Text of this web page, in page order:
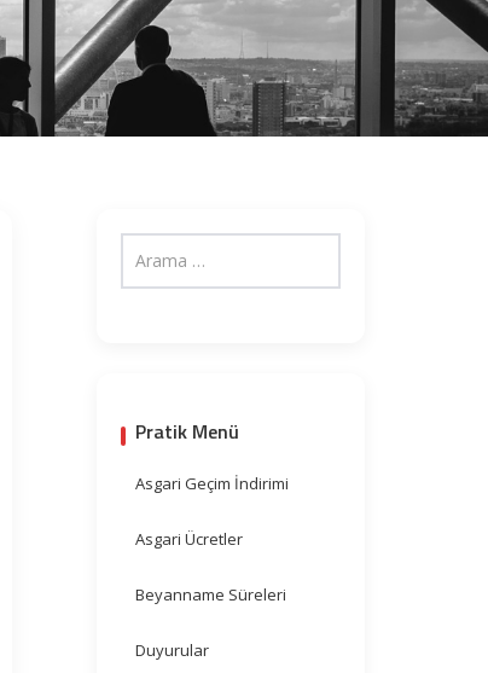
Pratik Menü
Asgari Geçim İndirimi
Asgari Ücretler
Beyanname Süreleri
Duyurular